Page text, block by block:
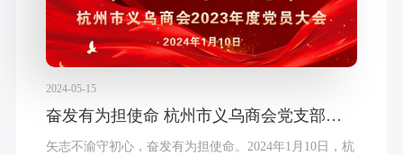
2024-05-15
奋发有为担使命 杭州市义乌商会党支部举行2023年度党员大会
矢志不渝守初心，奋发有为担使命。2024年1月10日，杭